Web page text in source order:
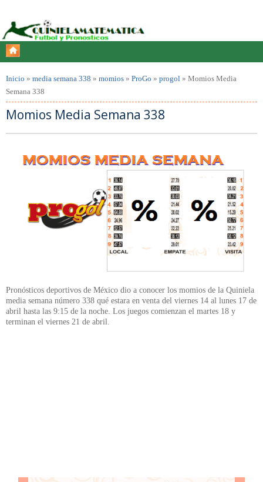
Inicio » media semana 338 » momios » ProGo » progol » Momios Media
Semana 338
Momios Media Semana 338
Pronósticos deportivos de México dio a conocer los momios de la Quiniela
media semana número 338 qué estara en venta del viernes 14 al lunes 17 de
abril hasta las 9:15 de la noche. Los juegos comienzan el martes 18 y
terminan el viernes 21 de abril.